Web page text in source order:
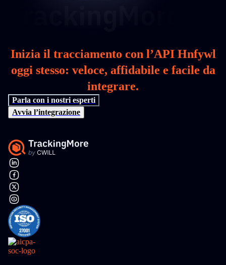
Inizia il tracciamento con l’API Hnfywl
oggi stesso: veloce, affidabile e facile da
integrare.
Parla con i nostri esperti
Avvia l’integrazione